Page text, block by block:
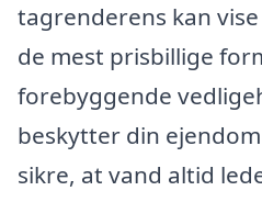
tagrenderens kan
de mest prisbillige
forebyggende
beskytter din
sikre, at vand altid